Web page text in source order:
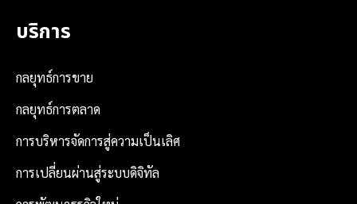
บริการ
กลยุทธ์การขาย
กลยุทธ์การตลาด
การบริหารจัดการสู่ความเป็นเลิศ
การเปลี่ยนผ่านสู่ระบบดิจิทัล